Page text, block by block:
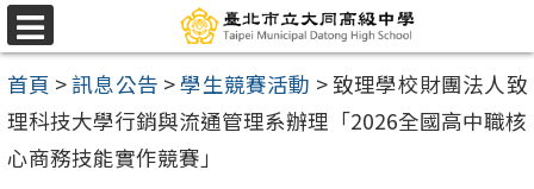
跳
至
主
要
內
選
單
首頁 >訊息公告 >學生競賽活動 > 致理學校財團法人致
理科技大學行銷與流通管理系辦理「2026全國高中職核
心商務技能實作競賽」